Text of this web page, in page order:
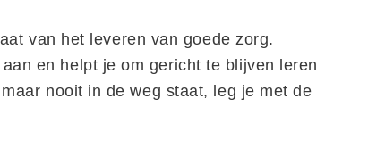
van het leveren van goede zorg.
en helpt je om gericht te blijven leren
nooit in de weg staat, leg je met de